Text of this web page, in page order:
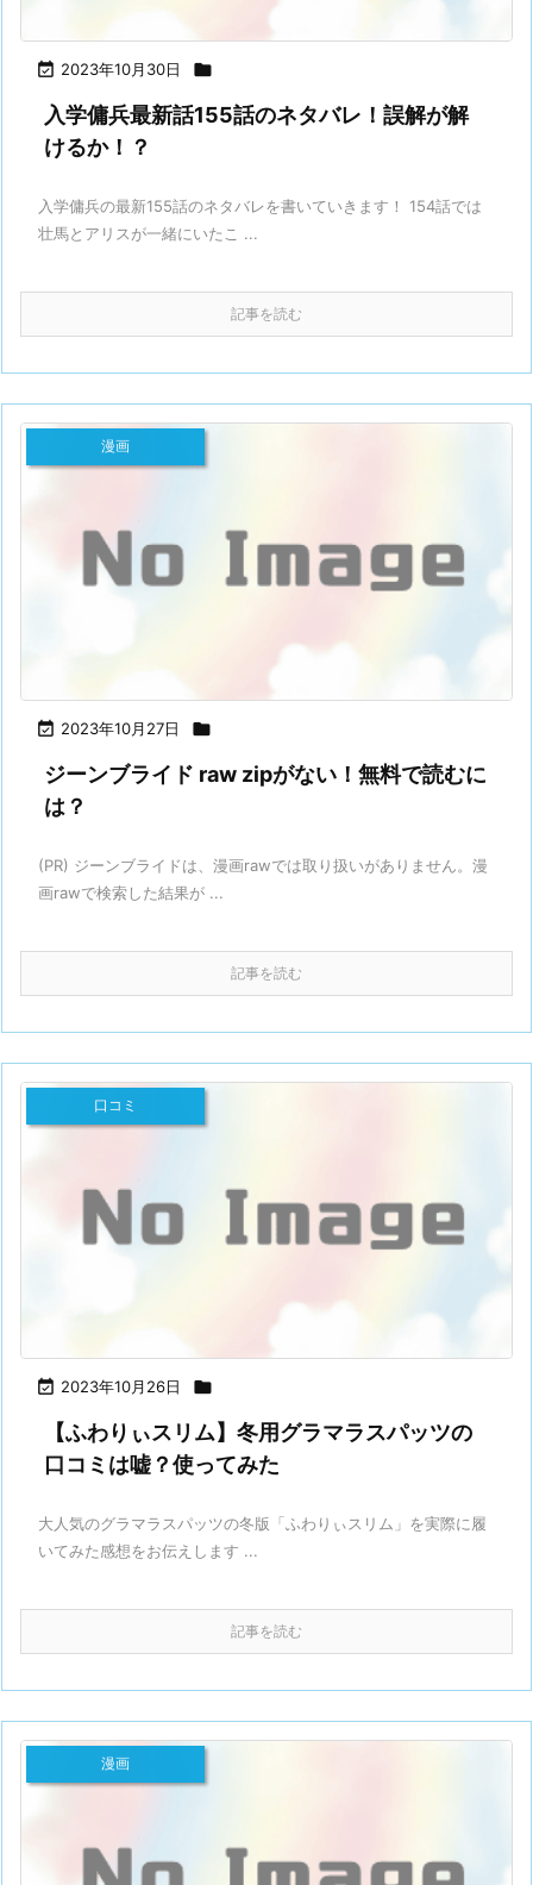
 2023年10月30日 
入学傭兵最新話155話のネタバレ！誤解が解
けるか！？
入学傭兵の最新155話のネタバレを書いていきます！ 154話では
壮馬とアリスが一緒にいたこ ...
記事を読む
 2023年10月27日 
漫画
ジーンブライド raw zipがない！無料で読むに
は？
(PR) ジーンブライドは、漫画rawでは取り扱いがありません。漫
画rawで検索した結果が ...
記事を読む
 2023年10月26日 
口コミ
【ふわりぃスリム】冬用グラマラスパッツの
口コミは嘘？使ってみた
大人気のグラマラスパッツの冬版「ふわりぃスリム」を実際に履
いてみた感想をお伝えします ...
記事を読む
漫画